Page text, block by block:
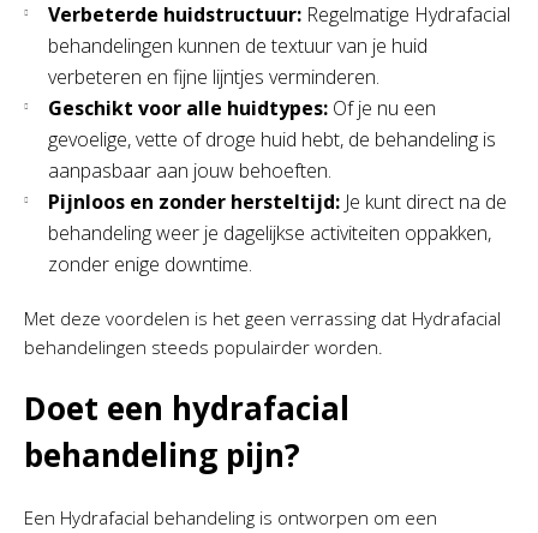
Verbeterde huidstructuur: Regelmatige Hydrafacial
behandelingen kunnen de textuur van je huid
verbeteren en fijne lijntjes verminderen.
Geschikt voor alle huidtypes: Of je nu een
gevoelige, vette of droge huid hebt, de behandeling is
aanpasbaar aan jouw behoeften.
Pijnloos en zonder hersteltijd: Je kunt direct na de
behandeling weer je dagelijkse activiteiten oppakken,
zonder enige downtime.
Met deze voordelen is het geen verrassing dat Hydrafacial
behandelingen steeds populairder worden.
Doet een hydrafacial
behandeling pijn?
Een Hydrafacial behandeling is ontworpen om een